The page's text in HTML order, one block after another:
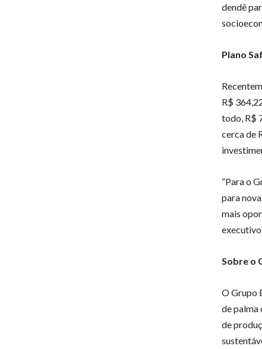
dendê
Plano
R$
todo, R$
cerca de
“Para o
para
mais
Sobre o
O Grupo
de palma
de